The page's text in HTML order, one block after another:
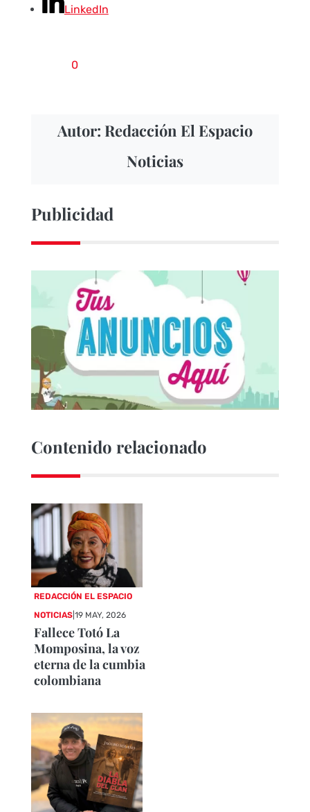
LinkedIn
0
Autor: Redacción El Espacio
Noticias
Publicidad
Contenido relacionado
REDACCIÓN EL ESPACIO
NOTICIAS |19 MAY, 2026
Fallece Totó La
Momposina, la voz
eterna de la cumbia
colombiana